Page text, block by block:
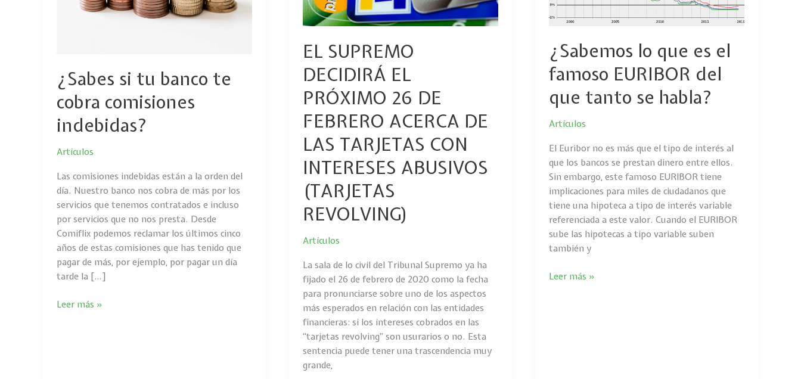
¿Sabes si tu banco te
cobra comisiones
indebidas?
Artículos
Las comisiones indebidas están a la orden del
día. Nuestro banco nos cobra de más por los
servicios que tenemos contratados e incluso
por servicios que no nos presta. Desde
Comiflix podemos reclamar los últimos cinco
años de estas comisiones que has tenido que
pagar de más, por ejemplo, por pagar un día
tarde la […]
comisiones
Leer más »
EL SUPREMO
DECIDIRÁ EL
PRÓXIMO 26 DE
FEBRERO ACERCA DE
LAS TARJETAS CON
INTERESES ABUSIVOS
(TARJETAS
REVOLVING)
Artículos
La sala de lo civil del Tribunal Supremo ya ha
fijado el 26 de febrero de 2020 como la fecha
para pronunciarse sobre uno de los aspectos
más esperados en relación con las entidades
financieras: si los intereses cobrados en las
“tarjetas revolving” son usurarios o no. Esta
sentencia puede tener una trascendencia muy
grande,
DE
ACERCA
DE
LAS
TARJETAS
CON
INTERESES
ABUSIVOS
(TARJETAS
REVOLVING)
¿Sabemos lo que es el
famoso EURIBOR del
que tanto se habla?
Artículos
El Euribor no es más que el tipo de interés al
que los bancos se prestan dinero entre ellos.
Sin embargo, este famoso EURIBOR tiene
implicaciones para miles de ciudadanos que
tiene una hipoteca a tipo de interés variable
referenciada a este valor. Cuando el EURIBOR
sube las hipotecas a tipo variable suben
también y
EURIBOR
que
tanto
se
Leer más »